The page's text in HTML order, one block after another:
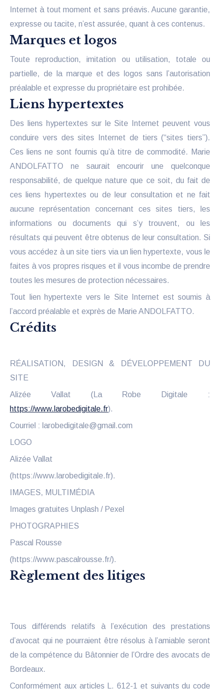
Internet à tout moment et sans préavis. Aucune garantie,
expresse ou tacite, n’est assurée, quant à ces contenus.
Marques et logos
Toute reproduction, imitation ou utilisation, totale ou
partielle, de la marque et des logos sans l’autorisation
préalable et expresse du propriétaire est prohibée.
Liens hypertextes
Des liens hypertextes sur le Site Internet peuvent vous
conduire vers des sites Internet de tiers (“sites tiers”).
Ces liens ne sont fournis qu’à titre de commodité. Marie
ANDOLFATTO ne saurait encourir une quelconque
responsabilité, de quelque nature que ce soit, du fait de
ces liens hypertextes ou de leur consultation et ne fait
aucune représentation concernant ces sites tiers, les
informations ou documents qui s’y trouvent, ou les
résultats qui peuvent être obtenus de leur consultation. Si
vous accédez à un site tiers via un lien hypertexte, vous le
faites à vos propres risques et il vous incombe de prendre
toutes les mesures de protection nécessaires.
Tout lien hypertexte vers le Site Internet est soumis à
l’accord préalable et exprès de Marie ANDOLFATTO.
Crédits
RÉALISATION, DESIGN & DÉVELOPPEMENT DU
SITE
Alizée Vallat (La Robe Digitale :
https://www.larobedigitale.fr).
Courriel : larobedigitale@gmail.com
LOGO
Alizée Vallat
(https://www.larobedigitale.fr).
IMAGES, MULTIMÉDIA
Images gratuites Unplash / Pexel
PHOTOGRAPHIES
Pascal Rousse
(https://www.pascalrousse.fr/).
Règlement des litiges
Tous différends relatifs à l’exécution des prestations
d’avocat qui ne pourraient être résolus à l’amiable seront
de la compétence du Bâtonnier de l’Ordre des avocats de
Bordeaux.
Conformément aux articles L. 612-1 et suivants du code